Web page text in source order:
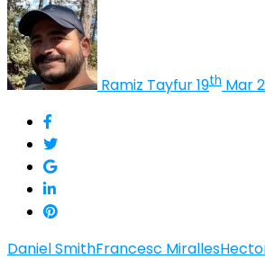
Ramiz Tayfur19th Mar
Daniel SmithFrancesc Miralles